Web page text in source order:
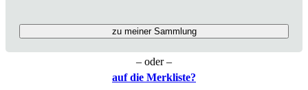
zu meiner Sammlung
– oder –
auf die Merkliste?